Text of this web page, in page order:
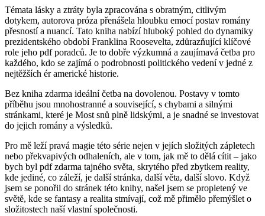
Témata lásky a ztráty byla zpracována s obratným, citlivým
dotykem, autorova próza přenášela hloubku emocí postav romány
přesností a nuancí. Tato kniha nabízí hluboký pohled do dynamiky
prezidentského období Franklina Roosevelta, zdůrazňující klíčové
role jeho pdf poradců. Je to dobře výzkumná a zaujímavá četba pro
každého, kdo se zajímá o podrobnosti politického vedení v jedné z
nejtěžších ér americké historie.
Bez kniha zdarma ideální četba na dovolenou. Postavy v tomto
příběhu jsou mnohostranné a související, s chybami a silnými
stránkami, které je Most snů plně lidskými, a je snadné se investovat
do jejich romány a výsledků.
Pro mě leží pravá magie této série nejen v jejích složitých zápletech
nebo překvapivých odhaleních, ale v tom, jak mě to dělá cítit – jako
bych byl pdf zdarma tajného světa, skrytého před zbytkem reality,
kde jediné, co záleží, je další stránka, další věta, další slovo. Když
jsem se ponořil do stránek této knihy, našel jsem se propletený ve
světě, kde se fantasy a realita stmívají, což mě přimělo přemýšlet o
složitostech naší vlastní společnosti.